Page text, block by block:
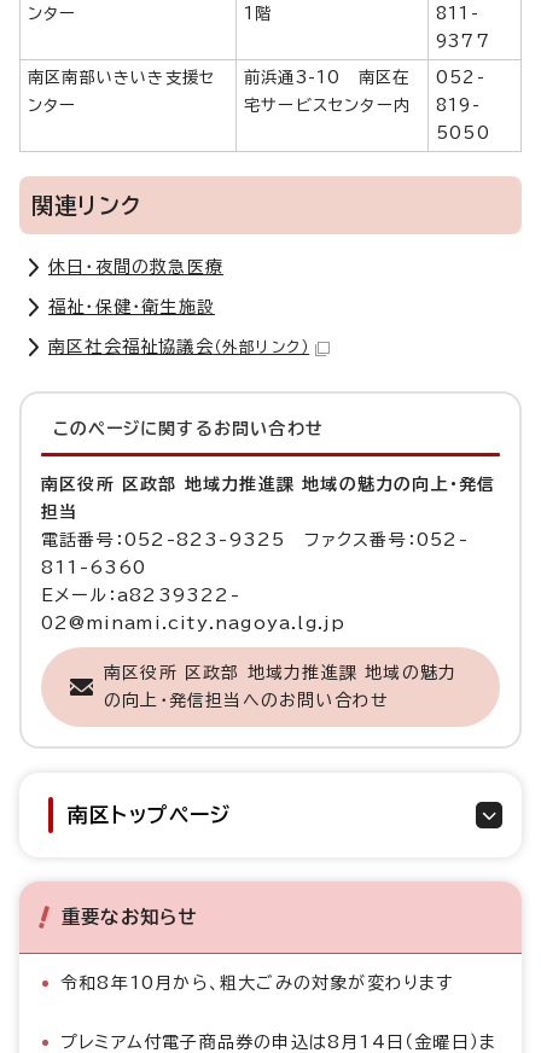
ンター 1階
811-
9377
南区南部いきいき支援セ
ンター
前浜通3-10 南区在
宅サービスセンター内
052-
819-
5050
関連リンク
休日・夜間の救急医療
福祉・保健・衛生施設
南区社会福祉協議会 （外部リンク）
このページに関する お問い合わせ
南区役所 区政部 地域力推進課 地域の魅力の向上・発信
担当
電話番号：052-823-9325 ファクス番号：052-
811-6360
Eメール：a8239322-
02@minami.city.nagoya.lg.jp
南区役所 区政部 地域力推進課 地域の魅力
の向上・発信担当へのお問い合わせ
南区トップページ
重要なお知らせ
令和8年10月から、粗大ごみの対象が変わります
プレミアム付電子商品券の申込は8月14日（金曜日）ま